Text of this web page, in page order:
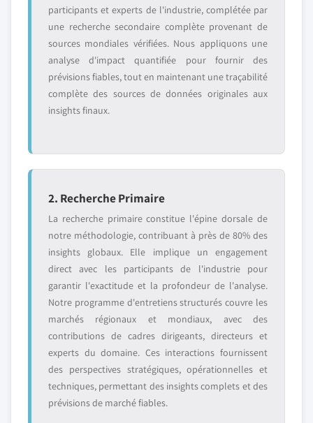
participants et experts de l'industrie, complétée par
une recherche secondaire complète provenant de
sources mondiales vérifiées. Nous appliquons une
analyse d'impact quantifiée pour fournir des
prévisions fiables, tout en maintenant une traçabilité
complète des sources de données originales aux
insights finaux.
2. Recherche Primaire
La recherche primaire constitue l'épine dorsale de
notre méthodologie, contribuant à près de 80% des
insights globaux. Elle implique un engagement
direct avec les participants de l'industrie pour
garantir l'exactitude et la profondeur de l'analyse.
Notre programme d'entretiens structurés couvre les
marchés régionaux et mondiaux, avec des
contributions de cadres dirigeants, directeurs et
experts du domaine. Ces interactions fournissent
des perspectives stratégiques, opérationnelles et
techniques, permettant des insights complets et des
prévisions de marché fiables.